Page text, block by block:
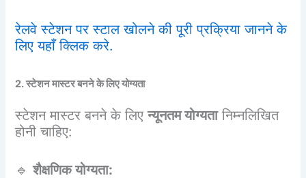
रेलवे स्टेशन पर स्टाल खोलने की पूरी प्रक्रिया जानने के
लिए यहाँ क्लिक करे.
2. स्टेशन मास्टर बनने के लिए योग्यता
स्टेशन मास्टर बनने के लिएन्यूनतम योग्यतानिम्नलिखित
होनी चाहिए:
🔹शैक्षणिक योग्यता: